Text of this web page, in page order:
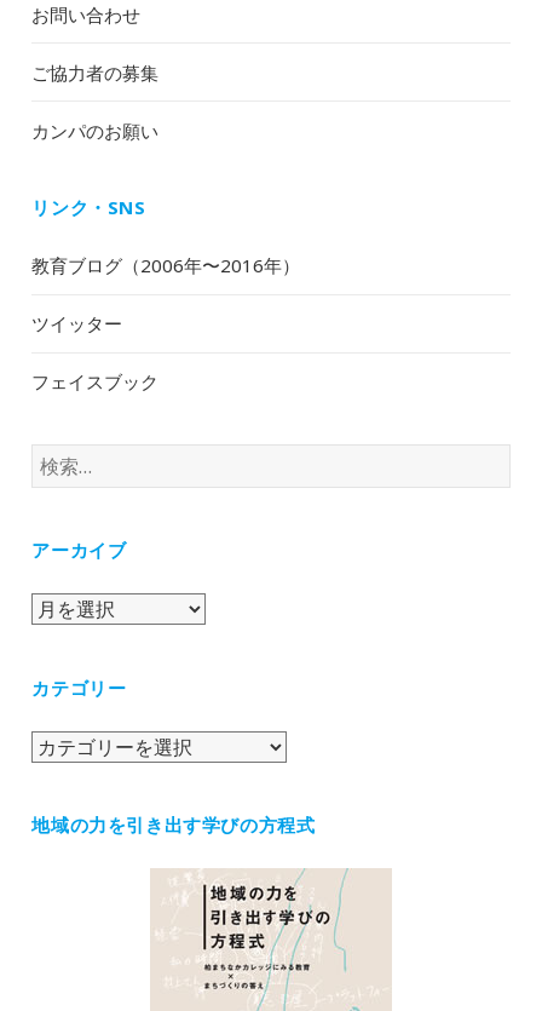
お問い合わせ
ご協力者の募集
カンパのお願い
リンク・SNS
教育ブログ（2006年〜2016年）
ツイッター
フェイスブック
検
索:
アーカイブ
ア
イ
カテゴリー
カ
リ
地域の力を引き出す学びの方程式